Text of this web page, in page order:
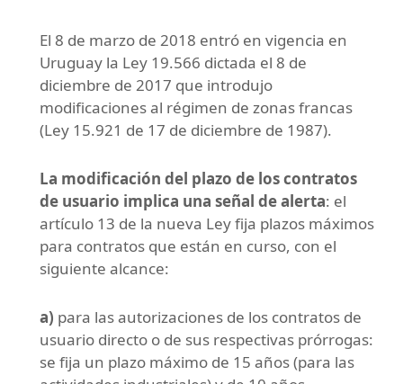
El 8 de marzo de 2018 entró en vigencia en
Uruguay la Ley 19.566 dictada el 8 de
diciembre de 2017 que introdujo
modificaciones al régimen de zonas francas
(Ley 15.921 de 17 de diciembre de 1987).
La modificación del plazo de los contratos
de usuario implica una señal de alerta: el
artículo 13 de la nueva Ley fija plazos máximos
para contratos que están en curso, con el
siguiente alcance:
a) para las autorizaciones de los contratos de
usuario directo o de sus respectivas prórrogas:
se fija un plazo máximo de 15 años (para las